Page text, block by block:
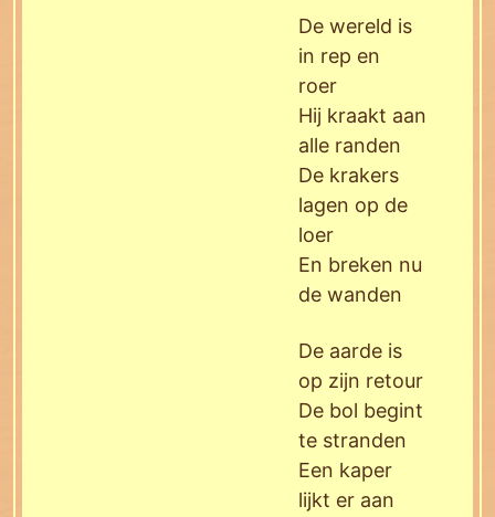
De wereld is
in rep en
roer
Hij kraakt aan
alle randen
De krakers
lagen op de
loer
En breken nu
de wanden
De aarde is
op zijn retour
De bol begint
te stranden
Een kaper
lijkt er aan